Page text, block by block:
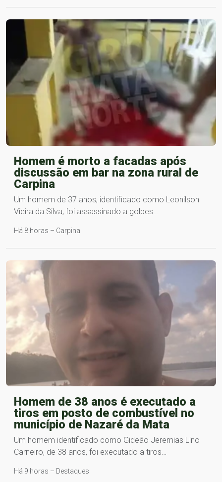
Homem é morto a facadas após
discussão em bar na zona rural de
Carpina
Um homem de 37 anos, identificado como Leonilson
Vieira da Silva, foi assassinado a golpes…
Há 8 horas – Carpina
Homem de 38 anos é executado a
tiros em posto de combustível no
município de Nazaré da Mata
Um homem identificado como Gideão Jeremias Lino
Carneiro, de 38 anos, foi executado a tiros…
Há 9 horas – Destaques